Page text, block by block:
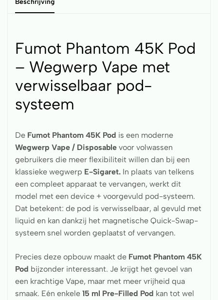
Beschrijving
Fumot Phantom 45K Pod
– Wegwerp Vape met
verwisselbaar pod-
systeem
De Fumot Phantom 45K Pod is een moderne
Wegwerp Vape / Disposable voor volwassen
gebruikers die meer flexibiliteit willen dan bij een
klassieke wegwerp E-Sigaret. In plaats van telkens
een compleet apparaat te vervangen, werkt dit
model met een device + voorgevuld pod-systeem.
Dat betekent: de pod is verwisselbaar, al gevuld met
liquid en kan dankzij het magnetische Quick-Swap-
systeem snel worden geplaatst of vervangen.
Precies deze opbouw maakt de Fumot Phantom 45K
Pod bijzonder interessant. Je krijgt het gevoel van
een krachtige Vape, maar met meer vrijheid qua
smaak. Eén enkele 15 ml Pre-Filled Pod kan tot wel